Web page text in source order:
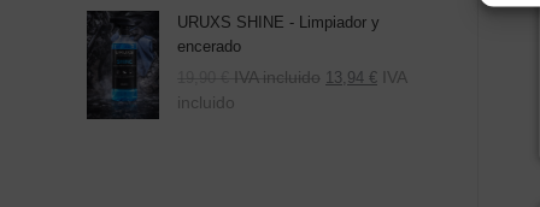
URUXS SHINE - Limpiador y
encerado
19,90 € IVA incluido 13,94 € IVA
incluido